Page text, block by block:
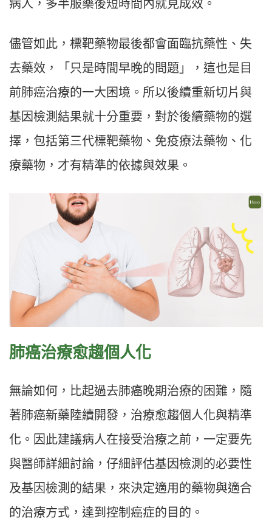
病人，多半服藥後短時間內就見成效。
儘管如此，標靶藥物最後都會面臨抗藥性、失
去藥效，「只是時間早晚的問題」，這也是目
前肺癌治療的一大困境。所以後續重新切片與
基因檢測結果就十分重要，對於後續藥物的選
擇，包括第三代標靶藥物、免疫療法藥物、化
療藥物，才有精準的依據與效果。
肺癌治療愈趨個人化
無論如何，比起過去肺癌晚期治療的困難，隨
著肺癌新藥陸續開發，治療愈趨個人化與精準
化。因此建議病人在接受治療之前，一定要先
與醫師詳細討論，仔細評估基因檢測的必要性
及基因檢測的結果，來決定適用的藥物與適合
的治療方式，達到控制癌症的目的。